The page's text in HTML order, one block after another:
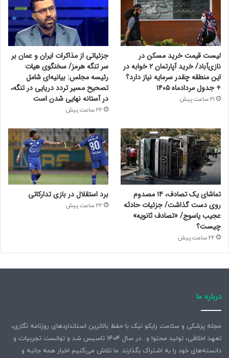
لیست قیمت خرید مسکن در
نازی‌آباد/ خرید آپارتمان ۲ خوابه در
این منطقه چقدر سرمایه نیاز دارد؟
+ جدول مردادماه ۱۴۰۵
21 ساعت پیش
جزئیاتی از مذاکرات ایران و عمان بر
سر تنگه هرمز/ سخنگوی هیات
رئیسه مجلس: بیانیه‌ای شامل
تصحیح مسیر تردد دریایی در تنگه،
در آستانه نهایی شدن است
22 ساعت پیش
تماشای یک تصادف، ۱۴ مصدوم
روی دست گذاشت/ جزئیات حادثه
عجیب یاسوج/ «تصادف ثانویه»
چیست؟
22 ساعت پیش
برد استقلال در بازی تدارکاتی
22 ساعت پیش
درباره ما
مجله پزشکی و سلامت رایکو نیک با حفظ بالاترین استانداردهای روزنامه نگاری،
تعهد اخلاقی، تولید محتوا و.. در سال ۱۴۰۴ تاسیس شد و توانست تجربیات و
دانسته‌های خود را به اشتراک بگذارند. ما تلاش می‌کنیم اخبار همه جانبه و